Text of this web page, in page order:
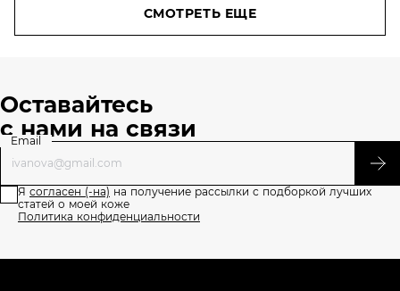
или готовые
СМОТРЕТЬ ЕЩЕ
Оставайтесь
с нами на связи
Email
Я согласен (-на) на получение рассылки с подборкой лучших
статей о моей коже
Политика конфиденциальности